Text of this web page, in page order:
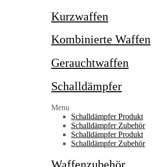
Kurzwaffen
Kombinierte Waffen
Gerauchtwaffen
Schalldämpfer
Menu
Schalldämpfer Produkt
Schalldämpfer Zubehör
Schalldämpfer Produkt
Schalldämpfer Zubehör